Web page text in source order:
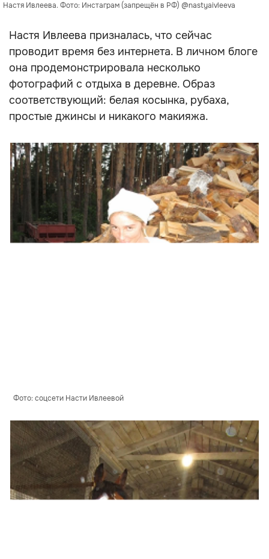
Настя Ивлеева. Фото: Инстаграм (запрещён в РФ) @nastyaivleeva
Настя Ивлеева призналась, что сейчас
проводит время без интернета. В личном блоге
она продемонстрировала несколько
фотографий с отдыха в деревне. Образ
соответствующий: белая косынка, рубаха,
простые джинсы и никакого макияжа.
Фото: соцсети Насти Ивлеевой